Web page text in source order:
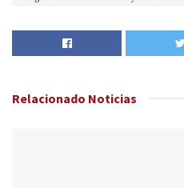
Relacionado Noticias